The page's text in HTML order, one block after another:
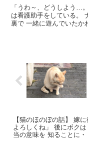
「うわ～、どうしよう…
は看護助手をしている。
裏で 一緒に遊んでいたか
【猫のほのぼの話】 嫁
よろしくね」 後にボク
当の意味を 知ることに・